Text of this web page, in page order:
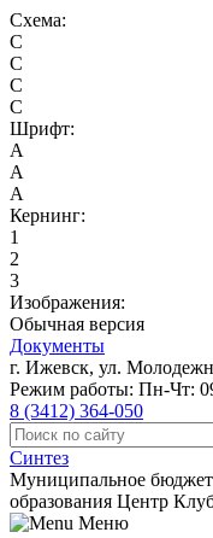
Схема:
C
C
C
C
Шрифт:
A
A
A
Кернинг:
1
2
3
Изображения:
Обычная версия
Документы
г. Ижевск, ул.
Режим работы: Пн-Чт:
8 (3412) 364-050
Синтез
Муниципальное
образования Центр
Меню